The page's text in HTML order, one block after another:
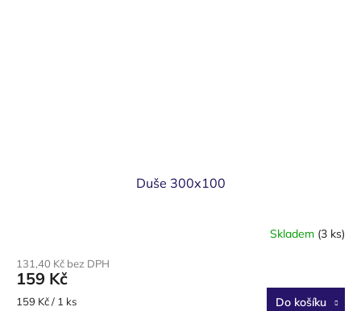
Duše 300x100
produktu
je
4,0
Skladem (3 ks)
131,40 Kč bez DPH
159 Kč
Měrná
159 Kč / 1 ks Do košíku